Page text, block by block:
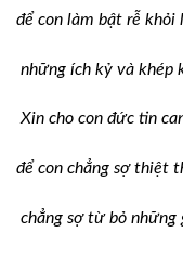
để con làm bật rễ khỏi
những ích kỷ và khép
Xin cho con đức tin
để con chẳng sợ thiệt
chẳng sợ từ bỏ những